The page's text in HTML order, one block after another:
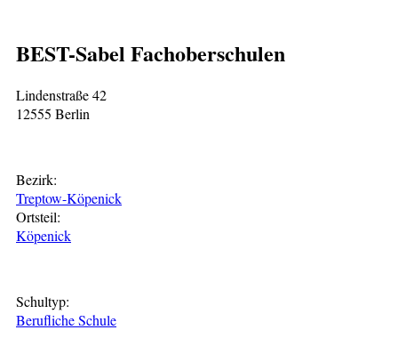
BEST-Sabel Fachoberschulen
Lindenstraße 42
12555 Berlin
Bezirk:
Treptow-Köpenick
Ortsteil:
Köpenick
Schultyp:
Berufliche Schule